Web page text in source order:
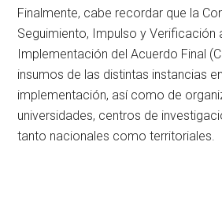
Finalmente, cabe recordar que la
Seguimiento, Impulso y Verificación
Implementación del Acuerdo Final
insumos de las distintas instancias
implementación, así como de
universidades, centros de
tanto nacionales como territoriales.